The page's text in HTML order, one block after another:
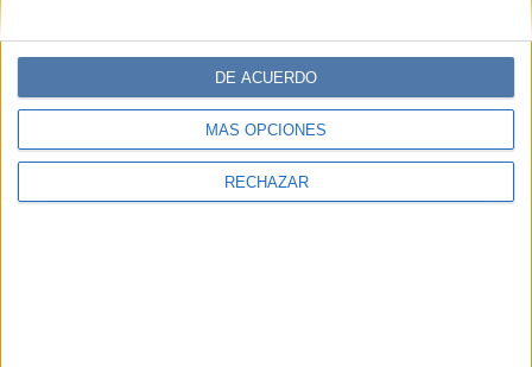
MÁS OPCIONES
RECHAZAR
DE ACUERDO